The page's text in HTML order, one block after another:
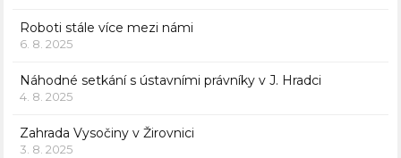
Roboti stále více mezi námi
6. 8. 2025
Náhodné setkání s ústavními právníky v J. Hradci
4. 8. 2025
Zahrada Vysočiny v Žirovnici
3. 8. 2025